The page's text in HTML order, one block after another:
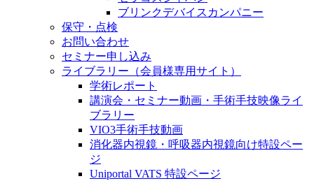
ブリンクデバイスカンパニー
保守・点検
お問い合わせ
セミナー申し込み
ライブラリー（会員様専用サイト）
学術レポート
講演会・セミナー動画・手術手技映像ライ
ブラリー
VIO3手術手技動画
消化器内視鏡・呼吸器内視鏡向け特設ペー
ジ
Uniportal VATS 特設ページ